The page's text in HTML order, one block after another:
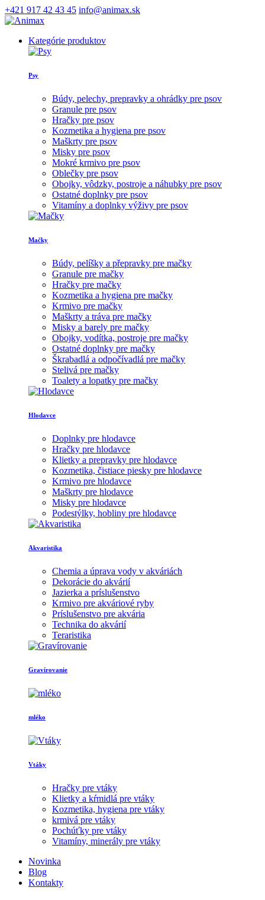
+421 917 42 43 45 info@animax.sk
Kategórie produktov
Psy
Búdy, pelechy, prepravky a ohrádky pre psov
Granule pre psov
Hračky pre psov
Kozmetika a hygiena pre psov
Maškrty pre psov
Misky pre psov
Mokré krmivo pre psov
Oblečky pre psov
Obojky, vôdzky, postroje a náhubky pre psov
Ostatné doplnky pre psov
Vitamíny a doplnky výživy pre psov
Mačky
Búdy, pelíšky a přepravky pre mačky
Granule pre mačky
Hračky pre mačky
Kozmetika a hygiena pre mačky
Krmivo pre mačky
Maškrty a tráva pre mačky
Misky a barely pre mačky
Obojky, vodítka, postroje pre mačky
Ostatné doplnky pre mačky
Škrabadlá a odpočívadlá pre mačky
Stelivá pre mačky
Toalety a lopatky pre mačky
Hlodavce
Doplnky pre hlodavce
Hračky pre hlodavce
Klietky a prepravky pre hlodavce
Kozmetika, čistiace piesky pre hlodavce
Krmivo pre hlodavce
Maškrty pre hlodavce
Misky pre hlodavce
Podestýlky, hobliny pre hlodavce
Akvaristika
Chemia a úprava vody v akváriách
Dekorácie do akvárií
Jazierka a príslušenstvo
Krmivo pre akváriové ryby
Príslušenstvo pre akvária
Technika do akvárií
Teraristika
Gravírovanie
mléko
Vtáky
Hračky pre vtáky
Klietky a kŕmidlá pre vtáky
Kozmetika, hygiena pre vtáky
krmivá pre vtáky
Pochúťky pre vtáky
Vitamíny, minerály pre vtáky
Novinka
Blog
Kontakty